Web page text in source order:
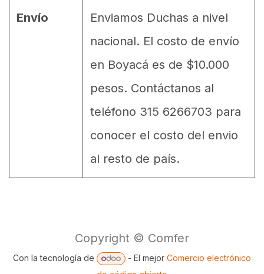
Envío
Enviamos Duchas a nivel
nacional. El costo de envío
en Boyacá es de $10.000
pesos. Contáctanos al
teléfono 315 6266703 para
conocer el costo del envio
al resto de país.
Copyright © Comfer
Con la tecnología de - El mejor Comercio electrónico